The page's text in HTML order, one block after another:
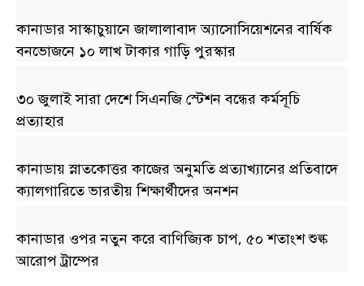
কানাডার সাস্কাচুয়ানে জালালাবাদ অ্যাসোসিয়েশনের বার্ষিক
বনভোজনে ১০ লাখ টাকার গাড়ি পুরস্কার
৩০ জুলাই সারা দেশে সিএনজি স্টেশন বন্ধের কর্মসূচি
প্রত্যাহার
কানাডায় স্নাতকোত্তর কাজের অনুমতি প্রত্যাখ্যানের প্রতিবাদে
ক্যালগারিতে ভারতীয় শিক্ষার্থীদের অনশন
কানাডার ওপর নতুন করে বাণিজ্যিক চাপ, ৫০ শতাংশ শুল্ক
আরোপ ট্রাম্পের